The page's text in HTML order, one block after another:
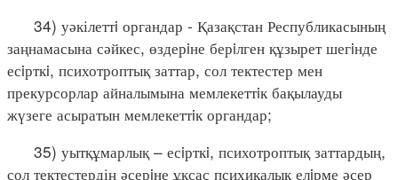
34) уәкілеттi органдар - Қазақстан Республикасының
заңнамасына сәйкес, өздерiне берiлген құзырет шегiнде
есiрткi, психотроптық заттар, сол тектестер мен
прекурсорлар айналымына мемлекеттiк бақылауды
жүзеге асыратын мемлекеттiк органдар;
35) уытқұмарлық – есiрткi, психотроптық заттардың,
сол тектестердің әсерiне ұқсас психикалық елiрме әсер